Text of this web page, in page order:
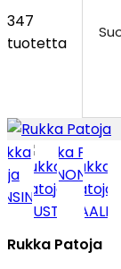
347
tuotetta
Rukka Patoja